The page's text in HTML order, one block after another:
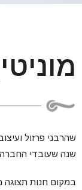
שנה שעובדי החברה
במקום חנות תצוגה